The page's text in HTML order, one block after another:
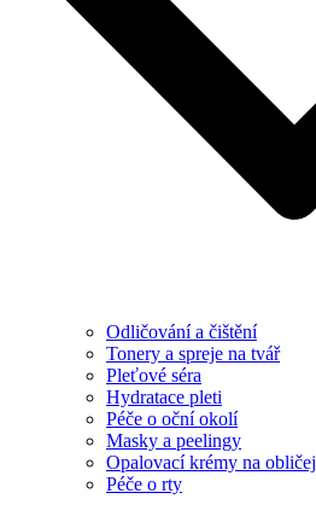
Odličování a čištění
Tonery a spreje na tvář
Pleťové séra
Hydratace pleti
Péče o oční okolí
Masky a peelingy
Opalovací krémy na obličej
Péče o rty